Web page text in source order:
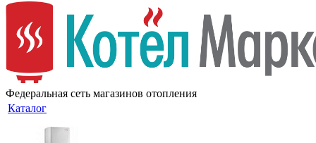
Федеральная сеть магазинов отопления
Каталог